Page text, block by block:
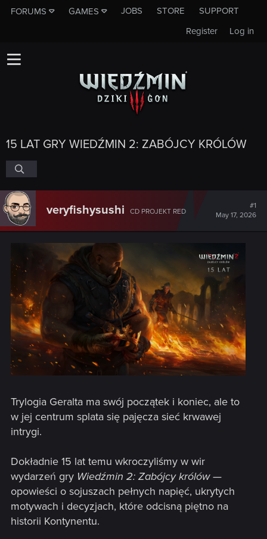
FORUMS GAMES JOBS STORE
SUPPORT
Log in
Register
15 LAT GRY WIEDŹMIN 2: ZABÓJCY KRÓLÓW
veryfishysushi CD PROJEKT RED
#1
May 17, 2026
Trylogia Geralta ma swój początek i koniec, ale to
w jej centrum splata się pajęcza sieć krwawej
intrygi.
Dokładnie 15 lat temu wkroczyliśmy w wir
wydarzeń gry Wiedźmin 2: Zabójcy królów—
opowieści o sojuszach pełnych napięć, ukrytych
motywach i decyzjach, które odcisną piętno na
historii Kontynentu.